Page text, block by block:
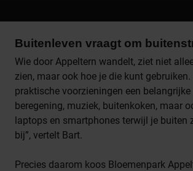
Buitenleven vraagt om
Wie door Appeltern wandelt, ziet niet
zien, maar ook hoe je die kunt
praktische voorzieningen een belangrijke
beregening, muziek, buitenkoken, maar
laptops en smartphones terwijl je buiten
bij”, vertelt Bart.
Precies daarom koos Bloemenpark